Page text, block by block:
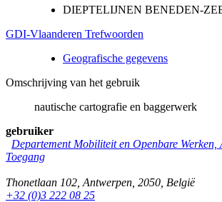
DIEPTELIJNEN BENEDEN-
GDI-Vlaanderen Trefwoorden
Geografische gegevens
Omschrijving van het gebruik
nautische cartografie en baggerwerk
gebruiker
Departement Mobiliteit en Openbare
Toegang
Thonetlaan 102 Antwerpen 2050 België
+32 (0)3 222 08 25